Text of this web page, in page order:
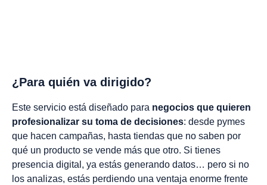
¿Para quién va dirigido?
Este servicio está diseñado para negocios que quieren
profesionalizar su toma de decisiones: desde pymes
que hacen campañas, hasta tiendas que no saben por
qué un producto se vende más que otro. Si tienes
presencia digital, ya estás generando datos… pero si no
los analizas, estás perdiendo una ventaja enorme frente